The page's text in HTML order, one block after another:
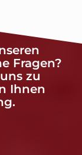
Fragen?
zu
Ihnen